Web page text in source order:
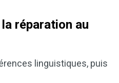
réparation au
linguistiques, puis